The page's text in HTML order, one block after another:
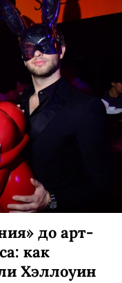
с
Dior,
и серию
Матиас
M/M Paris.